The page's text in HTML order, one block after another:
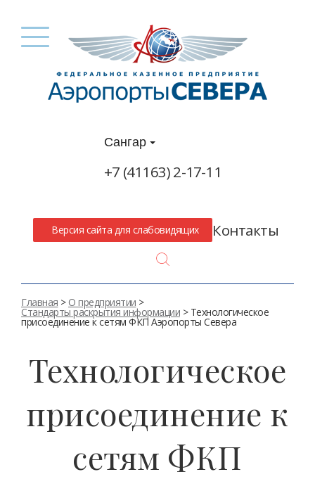
Сангар
+7 (41163) 2-17-11
Версия сайта для слабовидящих Контакты
Главная > О предприятии >
Стандарты раскрытия информации > Технологическое
присоединение к сетям ФКП Аэропорты Севера
Технологическое
присоединение к
сетям ФКП